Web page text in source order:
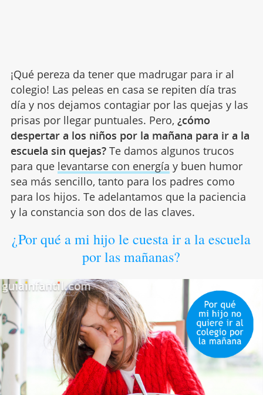
¡Qué pereza da tener que madrugar para ir al
colegio! Las peleas en casa se repiten día tras
día y nos dejamos contagiar por las quejas y las
prisas por llegar puntuales. Pero, ¿cómo
despertar a los niños por la mañana para ir a la
escuela sin quejas?Te damos algunos trucos
para que levantarse con energía y buen humor
sea más sencillo, tanto para los padres como
para los hijos. Te adelantamos que la paciencia
y la constancia son dos de las claves.
¿Por qué a mi hijo le cuesta ir a la escuela
por las mañanas?